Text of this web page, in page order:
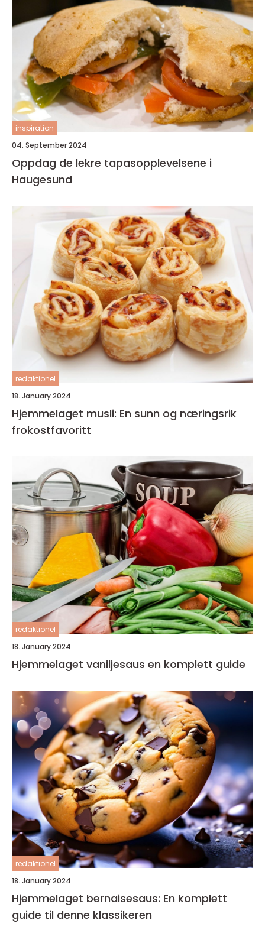
inspiration
04. September 2024
Oppdag de lekre tapasopplevelsene i
Haugesund
redaktionel
18. January 2024
Hjemmelaget musli: En sunn og næringsrik
frokostfavoritt
redaktionel
18. January 2024
Hjemmelaget vaniljesaus en komplett guide
redaktionel
18. January 2024
Hjemmelaget bernaisesaus: En komplett
guide til denne klassikeren